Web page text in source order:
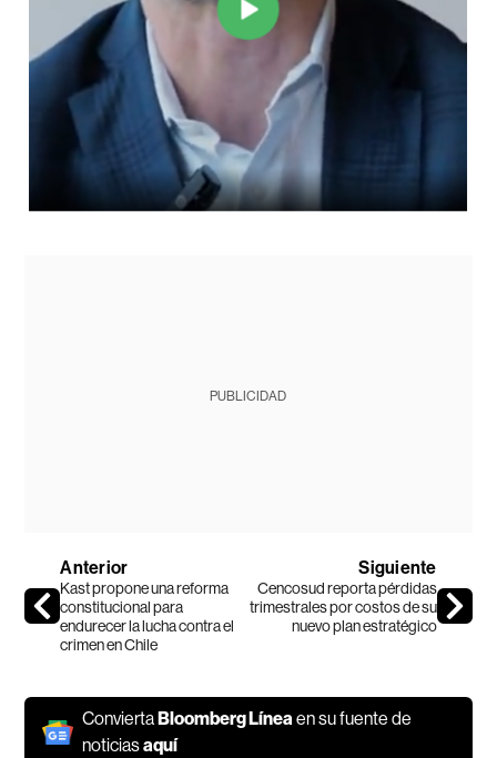
PUBLICIDAD
Anterior
Kast propone una reforma
constitucional para
endurecer la lucha contra el
crimen en Chile
Siguiente
Cencosud reporta pérdidas
trimestrales por costos de su
nuevo plan estratégico
ConviertaBloomberg Líneaen su fuente de
noticiasaquí